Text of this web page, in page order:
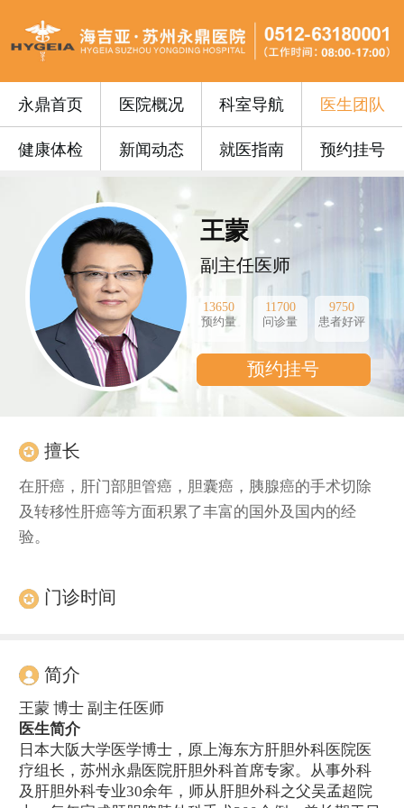
永鼎首页 医院概况 科室导航 医生团队
健康体检 新闻动态 就医指南 预约挂号
王蒙
副主任医师
13650
预约量
11700
问诊量
9750
患者好评
预约挂号
擅长
在肝癌，肝门部胆管癌，胆囊癌，胰腺癌的手术切除
及转移性肝癌等方面积累了丰富的国外及国内的经
验。
门诊时间
简介
王蒙 博士 副主任医师
医生简介
日本大阪大学医学博士，原上海东方肝胆外科医院医
疗组长，苏州永鼎医院肝胆外科首席专家。从事外科
及肝胆外科专业30余年，师从肝胆外科之父吴孟超院